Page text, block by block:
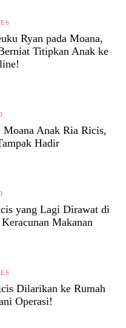
Ryan pada Moana,
Titipkan Anak ke
Moana Anak Ria Ricis,
Hadir
yang Lagi Dirawat di
Makanan
Dilarikan ke Rumah
Operasi!